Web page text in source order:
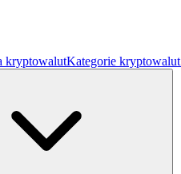
kryptowalutKategorie kryptowalut